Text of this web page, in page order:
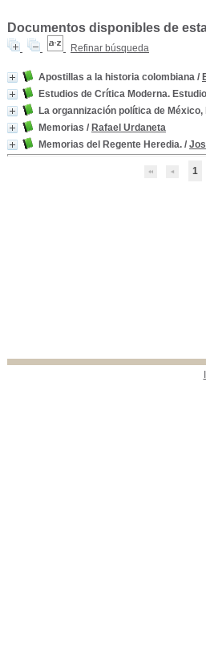
Documentos disponibles de
Refinar búsqueda
Apostillas a la historia colombiana /
Estudios de Crítica Moderna.
La organnización política de
Memorias / Rafael Urdaneta
Memorias del Regente Heredia. /
1